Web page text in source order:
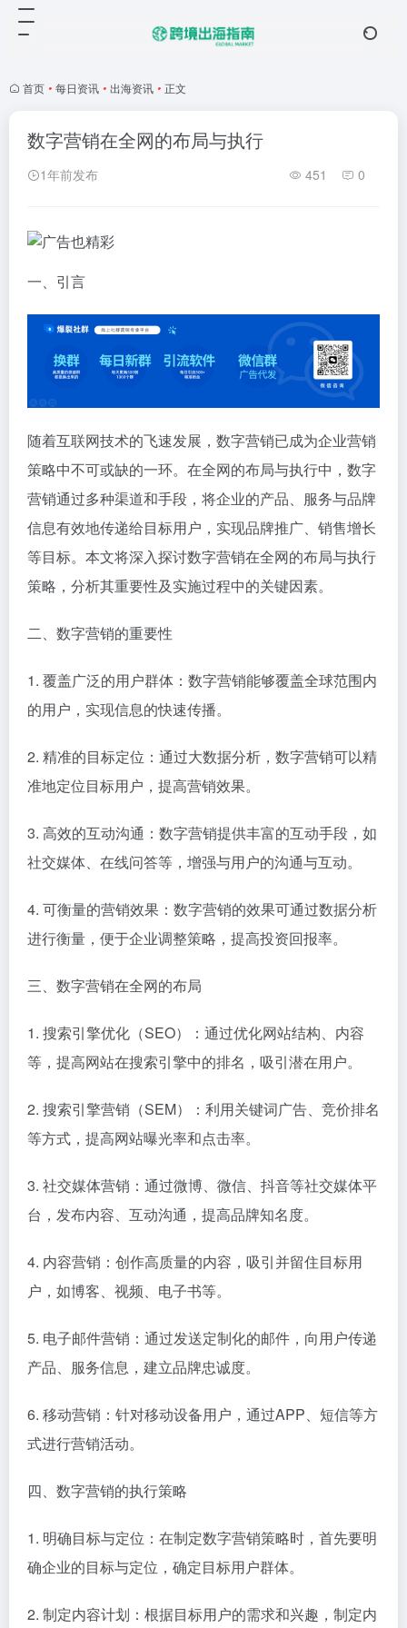
首页 • 每日资讯 • 出海资讯 • 正文
数字营销在全网的布局与执行
1年前发布 451 0
一、引言
随着互联网技术的飞速发展，数字营销已成为企业营销
策略中不可或缺的一环。在全网的布局与执行中，数字
营销通过多种渠道和手段，将企业的产品、服务与品牌
信息有效地传递给目标用户，实现品牌推广、销售增长
等目标。本文将深入探讨数字营销在全网的布局与执行
策略，分析其重要性及实施过程中的关键因素。
二、数字营销的重要性
1. 覆盖广泛的用户群体：数字营销能够覆盖全球范围内
的用户，实现信息的快速传播。
2. 精准的目标定位：通过大数据分析，数字营销可以精
准地定位目标用户，提高营销效果。
3. 高效的互动沟通：数字营销提供丰富的互动手段，如
社交媒体、在线问答等，增强与用户的沟通与互动。
4. 可衡量的营销效果：数字营销的效果可通过数据分析
进行衡量，便于企业调整策略，提高投资回报率。
三、数字营销在全网的布局
1. 搜索引擎优化（SEO）：通过优化网站结构、内容
等，提高网站在搜索引擎中的排名，吸引潜在用户。
2. 搜索引擎营销（SEM）：利用关键词广告、竞价排名
等方式，提高网站曝光率和点击率。
3. 社交媒体营销：通过微博、微信、抖音等社交媒体平
台，发布内容、互动沟通，提高品牌知名度。
4. 内容营销：创作高质量的内容，吸引并留住目标用
户，如博客、视频、电子书等。
5. 电子邮件营销：通过发送定制化的邮件，向用户传递
产品、服务信息，建立品牌忠诚度。
6. 移动营销：针对移动设备用户，通过APP、短信等方
式进行营销活动。
四、数字营销的执行策略
1. 明确目标与定位：在制定数字营销策略时，首先要明
确企业的目标与定位，确定目标用户群体。
2. 制定内容计划：根据目标用户的需求和兴趣，制定内